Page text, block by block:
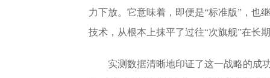
力下放。它意味着，即便是“标准版”，也
技术，从根本上抹平了过往“次旗舰”在长
实测数据清晰地印证了这一战略的成